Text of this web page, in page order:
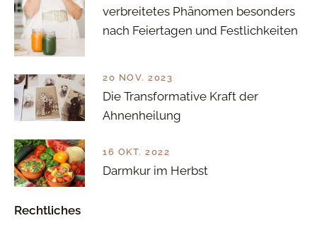
verbreitetes Phänomen besonders
nach Feiertagen und Festlichkeiten
20 NOV. 2023
Die Transformative Kraft der
Ahnenheilung
16 OKT. 2022
Darmkur im Herbst
Rechtliches